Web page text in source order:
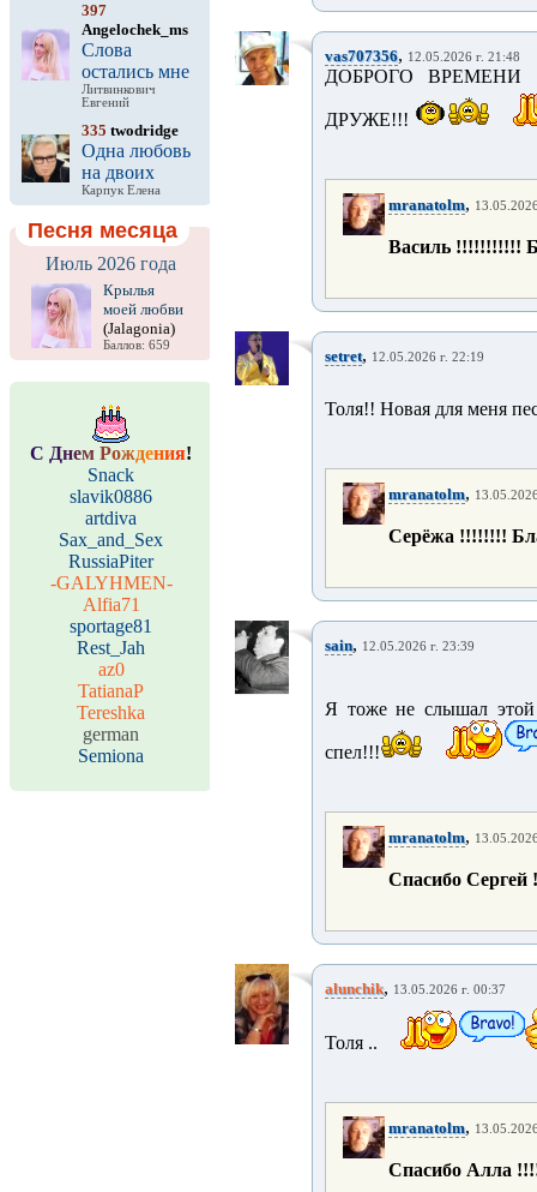
397
Angelochek_ms
Слова
остались мне
Литвинкович
Евгений
335 twodridge
Одна любовь
на двоих
Карпук Елена
Песня месяца
Июль 2026 года
Крылья
моей любви
(Jalagonia)
Баллов: 659
С Днем Рождения!
Snack
slavik0886
artdiva
Sax_and_Sex
RussiaPiter
-GALYHMEN-
Alfia71
sportage81
Rest_Jah
az0
TatianaP
Tereshka
german
Semiona
vas707356, 12.05.2026 г. 21:48
ДОБРОГО ВРЕМЕНИ
ДРУЖЕ!!!
mranatolm,
Василь !!!!!!!!!!!
setret, 12.05.2026 г. 22:19
Толя!! Новая для меня
mranatolm,
Серёжа !!!!!!!!
sain, 12.05.2026 г. 23:39
Я тоже не слышал этой
спел!!!
mranatolm,
Спасибо
alunchik, 13.05.2026 г. 00:37
Толя ..
mranatolm,
Спасибо Алла